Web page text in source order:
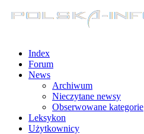
Index
Forum
News
Archiwum
Nieczytane newsy
Obserwowane kategorie
Leksykon
Użytkownicy